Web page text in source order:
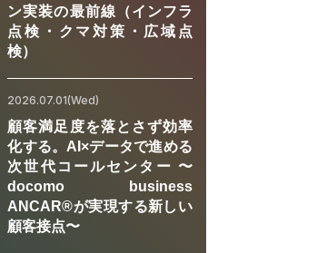
ン実装の最前線（インフラ
点検・クマ対策・広域点
検）
2026.07.01(Wed)
顧客満足度を落とさず効率
化する。AI×データで進める
次世代コールセンター 〜
docomo business
ANCAR®が実現する新しい
顧客接点〜